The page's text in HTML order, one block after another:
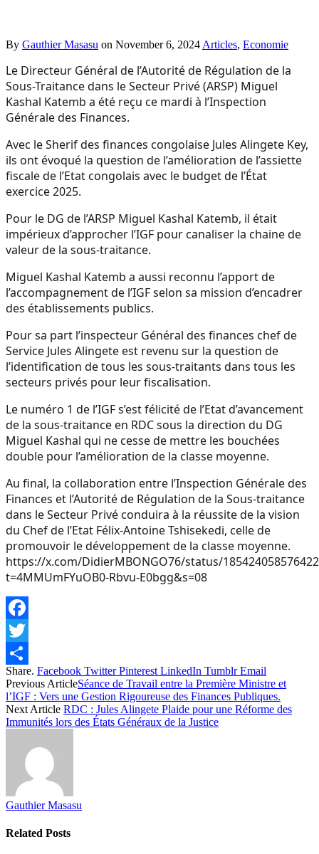
By Gauthier Masasu on November 6, 2024 Articles, Economie
Le Directeur Général de l’Autorité de Régulation de la
Sous-Traitance dans le Secteur Privé (ARSP) Miguel
Kashal Katemb a été reçu ce mardi à l’Inspection
Générale des Finances.
Avec le Sherif des finances congolaise Jules Alingete Key,
ils ont évoqué la question de l’amélioration de l’assiette
fiscale de l’Etat congolais avec le budget de l’État
exercice 2025.
Pour le DG de l’ARSP Miguel Kashal Katemb, il était
impérieux d’approcher l’IGF pour canaliser la chaine de
valeur de la sous-traitance.
Miguel Kashal Katemb a aussi reconnu l’apport de
l’accompagnement de l’IGF selon sa mission d’encadrer
des établissements publics.
Pour sa part l’inspecteur Général des finances chef de
Service Jules Alingete est revenu sur la question de
l’identification de tous les sous-traitants dans tous les
secteurs privés pour leur fiscalisation.
Le numéro 1 de l’IGF s’est félicité de l’Etat d’avancement
de la sous-traitance en RDC sous la direction du DG
Miguel Kashal qui ne cesse de mettre les bouchées
double pour l’amélioration de la classe moyenne.
Au final, la collaboration entre l’Inspection Générale des
Finances et l’Autorité de Régulation de la Sous-traitance
dans le Secteur Privé conduira à la réussite de la vision
du Chef de l’Etat Félix-Antoine Tshisekedi, celle de
promouvoir le développement de la classe moyenne.
https://x.com/DidierMBONGO76/status/
t=4MMUmFYuOB0-Rbvu-E0bgg&s=08
Facebook
Twitter
Share
Share. Facebook Twitter Pinterest LinkedIn Tumblr Email
Previous ArticleSéance de Travail entre la Première Ministre et
l’IGF : Vers une Gestion Rigoureuse des Finances Publiques.
Next Article RDC : Jules Alingete Plaide pour une Réforme des
Immunités lors des États Généraux de la Justice
Gauthier Masasu
Related Posts